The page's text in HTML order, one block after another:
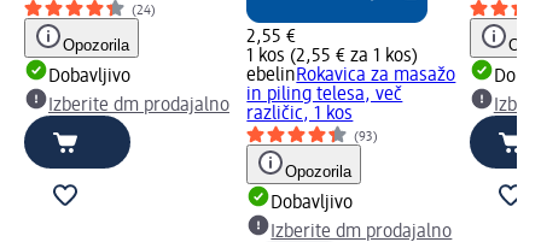
(24)
Opozorila
Dobavljivo
Izberite dm prodajalno
2,55 €
1 kos (2,55 € za 1 kos)
ebelinRokavica za masažo
in piling telesa, več
različic, 1 kos
(93)
Opozorila
Dobavljivo
Izberite dm prodajalno